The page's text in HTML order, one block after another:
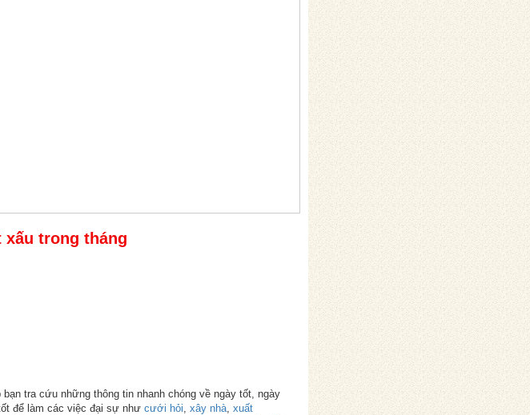
xấu trong tháng
tra cứu những thông tin nhanh chóng về ngày tốt, ngày
để làm các việc đại sự như cưới hỏi xây nhà xuất